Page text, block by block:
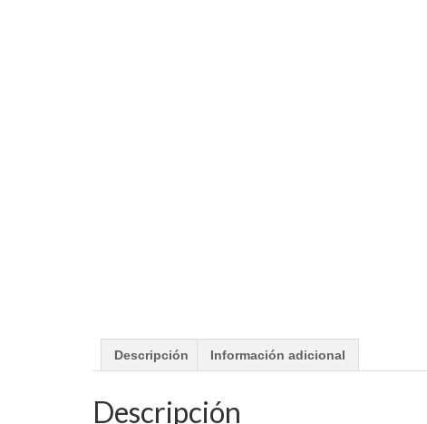
Descripción Información adicional
Descripción